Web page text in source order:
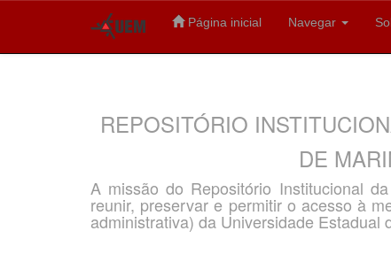
Página inicial Navegar
REPOSITÓRIO
DE
A missão do Repositório Institucional
reunir, preservar e permitir o acesso à
administrativa) da Universidade Estadual